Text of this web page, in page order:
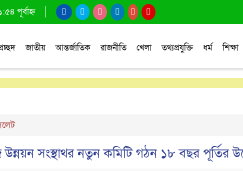
পূর্বাহ্ন
জাতীয় আন্তর্জাতিক রাজনীতি খেলা তথ্যপ্রযুক্তি ধর্ম শিক্ষা
উন্নয়ন সংস্থাথর নতুন কমিটি গঠন ১৮ বছর পূর্তির